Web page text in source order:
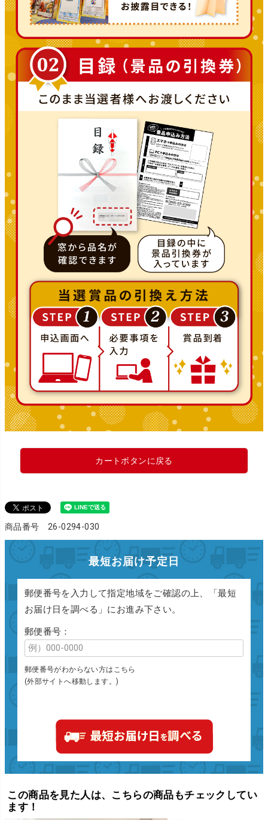
カートボタンに戻る
商品番号 26-0294-030
最短お届け予定日
郵便番号を入力して指定地域をご確認の上、「最短
お届け日を調べる」にお進み下さい。
郵便番号：
郵便番号がわからない方はこちら
(外部サイトへ移動します。)
この商品を見た人は、こちらの商品もチェックしてい
ます！